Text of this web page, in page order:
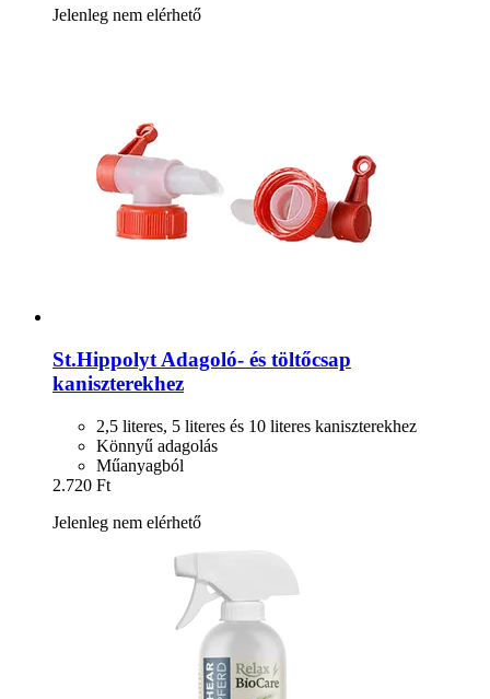
Jelenleg nem elérhető
St.HippolytAdagoló-​ és töltőcsap
kaniszterekhez
2,5 literes, 5 literes és 10 literes kaniszterekhez
Könnyű adagolás
Műanyagból
2.720 Ft
Jelenleg nem elérhető